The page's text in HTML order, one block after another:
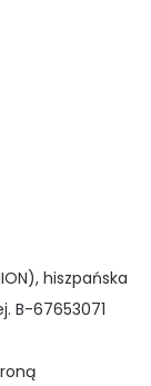
hiszpańska
B-67653071